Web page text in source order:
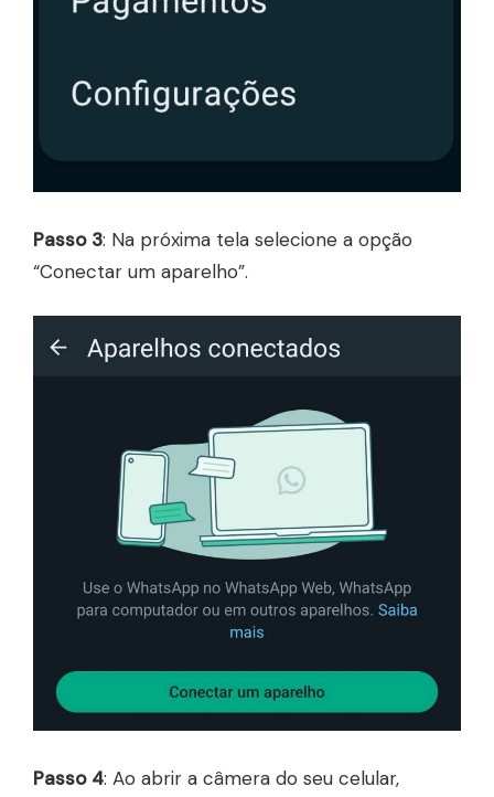
Passo 3: Na próxima tela selecione a opção
“Conectar um aparelho”.
Passo 4: Ao abrir a câmera do seu celular,